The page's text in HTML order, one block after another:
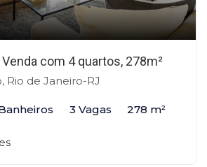
com 4 quartos, 278m²
Rio de Janeiro-RJ
3 Vagas 278 m²